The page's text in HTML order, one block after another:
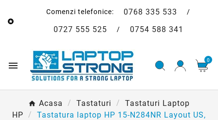

Comenzi telefonice: 0768 335 533
0727 555 525 / 0754 588 341
 0
Acasa Tastaturi
Tastaturi Laptop
HP
Tastatura laptop HP 15-N284NR Layout US,